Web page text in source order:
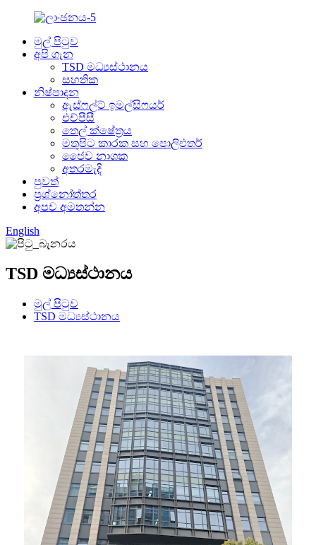
මුල් පිටුව
අපි ගැන
TSD මධ්‍යස්ථානය
සහතික
නිෂ්පාදන
ඇස්ෆල්ට් ඉමල්සිෆයර්
එච්පීසී
තෙල් ක්ෂේත්‍රය
මතුපිට කාරක සහ පොලිඑතර්
ජෛව නාශක
අතරමැදි
පුවත්
ප්‍රශ්නෝත්තර
අපව අමතන්න
English
TSD මධ්‍යස්ථානය
මුල් පිටුව
TSD මධ්‍යස්ථානය